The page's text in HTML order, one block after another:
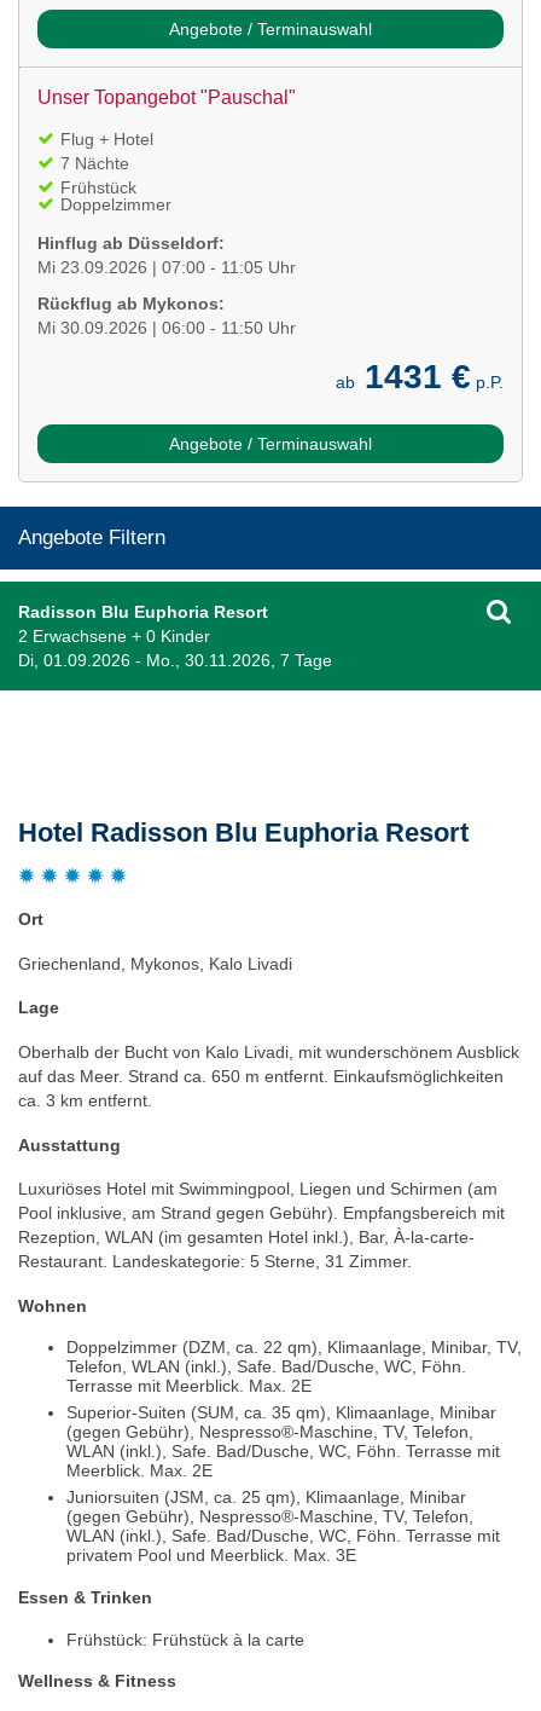
Angebote / Terminauswahl
Unser Topangebot "Pauschal"
Flug + Hotel
7 Nächte
Frühstück
Doppelzimmer
Hinflug ab Düsseldorf:
Mi 23.09.2026 | 07:00 - 11:05 Uhr
Rückflug ab Mykonos:
Mi 30.09.2026 | 06:00 - 11:50 Uhr
ab 1431 € p.P.
Angebote / Terminauswahl
Angebote Filtern
Radisson Blu Euphoria Resort
2 Erwachsene + 0 Kinder
Di, 01.09.2026 - Mo., 30.11.2026, 7 Tage
Hotel Radisson Blu Euphoria Resort
Ort
Griechenland, Mykonos, Kalo Livadi
Lage
Oberhalb der Bucht von Kalo Livadi, mit wunderschönem Ausblick
auf das Meer. Strand ca. 650 m entfernt. Einkaufsmöglichkeiten
ca. 3 km entfernt.
Ausstattung
Luxuriöses Hotel mit Swimmingpool, Liegen und Schirmen (am
Pool inklusive, am Strand gegen Gebühr). Empfangsbereich mit
Rezeption, WLAN (im gesamten Hotel inkl.), Bar, À-la-carte-
Restaurant. Landeskategorie: 5 Sterne, 31 Zimmer.
Wohnen
Doppelzimmer (DZM, ca. 22 qm), Klimaanlage, Minibar, TV,
Telefon, WLAN (inkl.), Safe. Bad/Dusche, WC, Föhn.
Terrasse mit Meerblick. Max. 2E
Superior-Suiten (SUM, ca. 35 qm), Klimaanlage, Minibar
(gegen Gebühr), Nespresso®-Maschine, TV, Telefon,
WLAN (inkl.), Safe. Bad/Dusche, WC, Föhn. Terrasse mit
Meerblick. Max. 2E
Juniorsuiten (JSM, ca. 25 qm), Klimaanlage, Minibar
(gegen Gebühr), Nespresso®-Maschine, TV, Telefon,
WLAN (inkl.), Safe. Bad/Dusche, WC, Föhn. Terrasse mit
privatem Pool und Meerblick. Max. 3E
Essen & Trinken
Frühstück: Frühstück à la carte
Wellness & Fitness